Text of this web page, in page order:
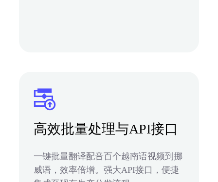
高效批量处理与API接口
一键批量翻译配音百个越南语视频到挪
威语，效率倍增。强大API接口，便捷